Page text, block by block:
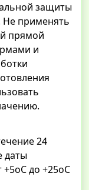
защиты
Не применять
прямой
и
24
даты
+5оС до +25оС